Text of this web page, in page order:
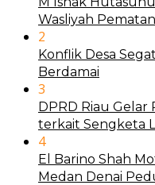
Wasliyah
2
Konflik Desa
Berdamai
3
DPRD Riau Gelar
terkait Sengketa
4
El Barino Shah
Medan Denai